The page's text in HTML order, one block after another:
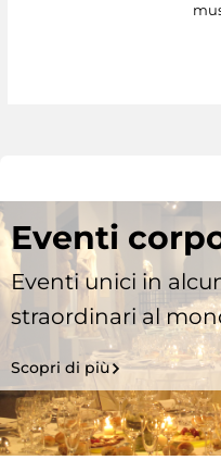
Eventi
Eventi unici in
straordinari al
Scopri di più